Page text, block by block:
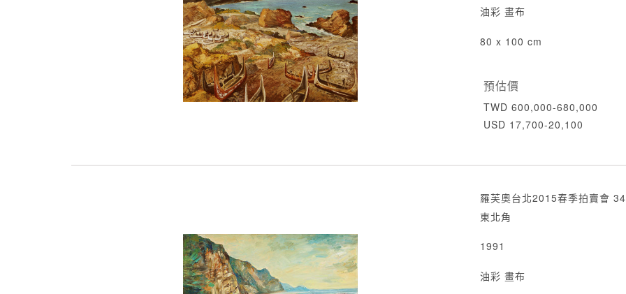
油彩 畫布
80 x 100 cm
預估價
TWD 600,000-680,000
USD 17,700-20,100
羅芙奧台北2015春季拍賣會
東北角
1991
油彩 畫布